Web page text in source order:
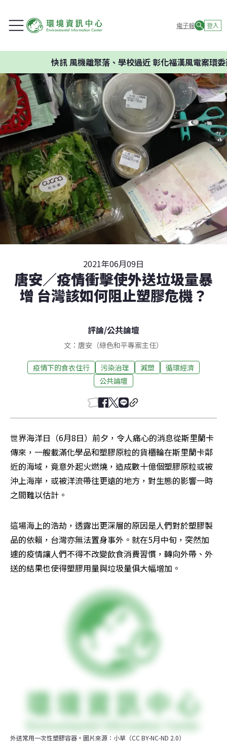
電子報 登入
快訊風機離聚落、學校過近 彰化福漢風電案環委建
2021年06月09日
唐安／疫情衝擊使外送垃圾量暴
增 台灣該如何阻止塑膠危機？
評論/公共論壇
文：唐安（綠色和平專案主任）
疫情下的食衣住行 污染治理 減塑
循環經濟
公共論壇
世界海洋日（6月8日）前夕，令人痛心的消息從斯里蘭卡
傳來，一艘載滿化學品和塑膠原粒的貨櫃輪在斯里蘭卡鄰
近的海域，竟意外起火燃燒，造成數十億個塑膠原粒或被
沖上海岸，或被洋流帶往更遠的地方，對生態的影響一時
之間難以估計。
這場海上的浩劫，透露出更深層的原因是人們對於塑膠製
品的依賴，台灣亦無法置身事外。就在5月中旬，突然加
遽的疫情讓人們不得不改變飲食消費習慣，轉向外帶、外
送的結果也使得塑膠用量與垃圾量俱大幅增加。
外送常用一次性塑膠容器。圖片來源：小草（CC BY-NC-ND 2.0）